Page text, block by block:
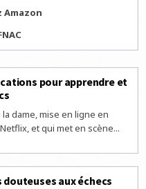
Amazon
pour apprendre et
la dame, mise en ligne en
et qui met en scène...
aux échecs